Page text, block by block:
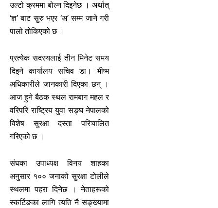
उल्टो क्रममा बोल्न दिइनेछ । अर्थात्
‘ज्ञ’ बाट सुरु भएर ‘अ’ सम्म जाने गरी
पालो तोकिएको छ ।
प्रत्येक सदस्यलाई तीन मिनेट समय
दिइने कार्यालय सचिव डा। भीष्म
अधिकारीले जानकारी दिएका छन् ।
आज हुने बैठक स्थल रामबाग महल र
वरिपरि राष्ट्रिय युवा सङ्घ नेपालको
विशेष सुरक्षा दस्ता परिचालित
गरिएको छ ।
संघका उपाध्यक्ष विनय शाहका
अनुसार १०० जनाको सुरक्षा टोलीले
स्थलमा पहरा दिनेछ । नेताहरूको
स्कर्टिङका लागि त्यति नै सङ्ख्यामा